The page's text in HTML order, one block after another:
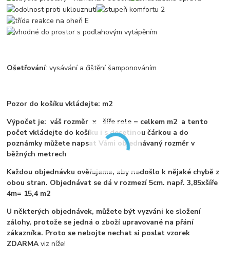
Ošetřování: vysávání a čištění šamponováním
Pozor do košíku vkládejte: m2
Výpočet je: váš rozměr x šíře role = celkem m2 a tento
počet vkládejte do košíku i s desetinou čárkou a do
poznámky můžete napsat Vámi objednávaný rozměr v
běžných metrech
Každou objednávku ověřujeme, aby nedošlo k nějaké chybě z
obou stran. Objednávat se dá v rozmezí 5cm. např. 3,85xšíře
4m= 15,4 m2
U některých objednávek, můžete být vyzváni ke složení
zálohy, protože se jedná o zboží upravované na přání
zákazníka. Proto se nebojte nechat si poslat vzorek
ZDARMAviz níže!